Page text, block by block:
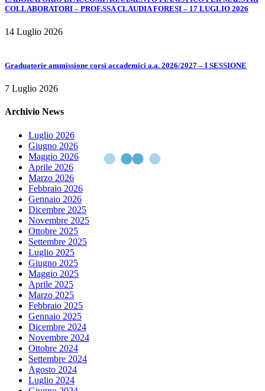
COLLABORATORI – PROF.SSA CLAUDIA FORESI – 17 LUGLIO 2026
14 Luglio 2026
Graduatorie ammissione corsi accademici a.a. 2026/2027 – I SESSIONE
7 Luglio 2026
Archivio News
Luglio 2026
Giugno 2026
Maggio 2026
Aprile 2026
Marzo 2026
Febbraio 2026
Gennaio 2026
Dicembre 2025
Novembre 2025
Ottobre 2025
Settembre 2025
Luglio 2025
Giugno 2025
Maggio 2025
Aprile 2025
Marzo 2025
Febbraio 2025
Gennaio 2025
Dicembre 2024
Novembre 2024
Ottobre 2024
Settembre 2024
Agosto 2024
Luglio 2024